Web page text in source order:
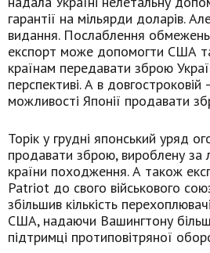
гарантії на мільярди доларів.
видання. Послаблення обмежень
експорт може допомогти США
країнам передавати зброю
перспективі. А в
можливості Японії продавати
Торік у грудні японський уряд
продавати зброю, вироблену за
країни походження. А також
Patriot до свого військового
збільшив кількість
США, надаючи Вашингтону
підтримці протиповітряної